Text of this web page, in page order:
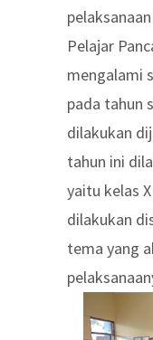
Pelajar
mengalami
pada tahun
dilakukan
tahun ini
yaitu kelas
dilakukan
tema yang